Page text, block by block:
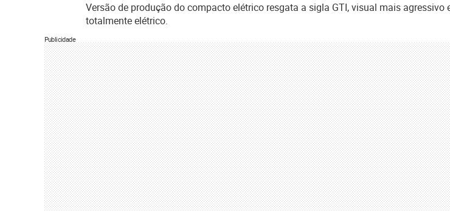
Versão de produção do compacto elétrico resgata a sigla GTI, visual mais
totalmente elétrico.
Publicidade